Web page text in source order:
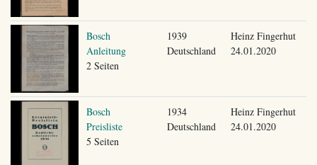
Bosch
Anleitung
2 Seiten
1939
Deutschland
Heinz Fingerhut
24.01.2020
Bosch
Preisliste
5 Seiten
1934
Deutschland
Heinz Fingerhut
24.01.2020